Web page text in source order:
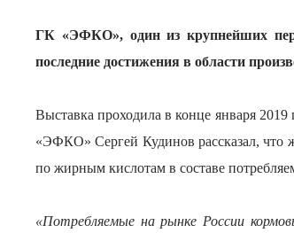
ГК «ЭФКО», один из крупнейших
последние достижения в области
Выставка проходила в конце января
«ЭФКО» Сергей Кудинов рассказал, что
по жирным кислотам в составе
«Потребляемые на рынке России